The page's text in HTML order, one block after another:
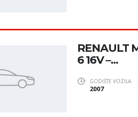
RENAULT
6 16V –...
GODIŠTE VOZILA
2007